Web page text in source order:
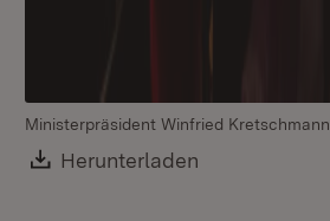
Ministerpräsident Winfried Kretschmann
Download:
Herunterladen